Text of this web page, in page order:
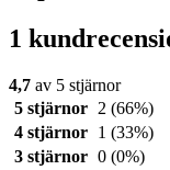
1
4,7 av 5 stjärnor
5 stjärnor
2 (66%)
4 stjärnor
1 (33%)
3 stjärnor 0 (0%)